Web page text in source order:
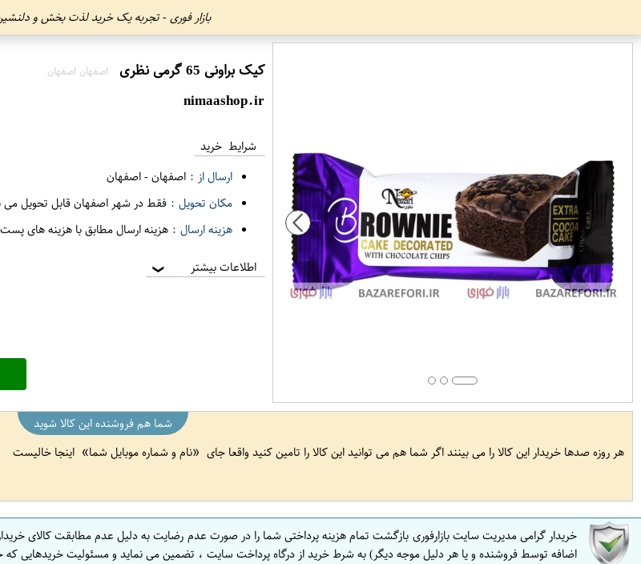
بازار فوری - تجربه یک خرید لذت بخش و
کیک براونی 65 گرمی نظری اصفهان اصفهان
nimaashop.ir
شرایط خرید
ارسال از : اصفهان-اصفهان
مکان تحویل : فقط در شهر اصفهان قابل تحویل می
هزینه ارسال : هزینه ارسال مطابق با هزینه های
اطلاعات بیشتر ❯
شما هم فروشنده این کالا شوید
هر روزه صدها خریدار این کالا را می بینند اگر شما هم می توانید این کالا را تامین کنید واقعا جای
نام و شماره موبایل شما اینجا خالیست
خریدار گرامی مدیریت سایت بازارفوری بازگشت تمام هزینه پرداختی شما را در صورت عدم رضایت به دلیل عدم مطابقت کالای
اضافه توسط فروشنده و یا هر دلیل موجه دیگر) به شرط خرید از درگاه پرداخت سایت ، تضمین می نماید و مسئولیت خریدهایی که